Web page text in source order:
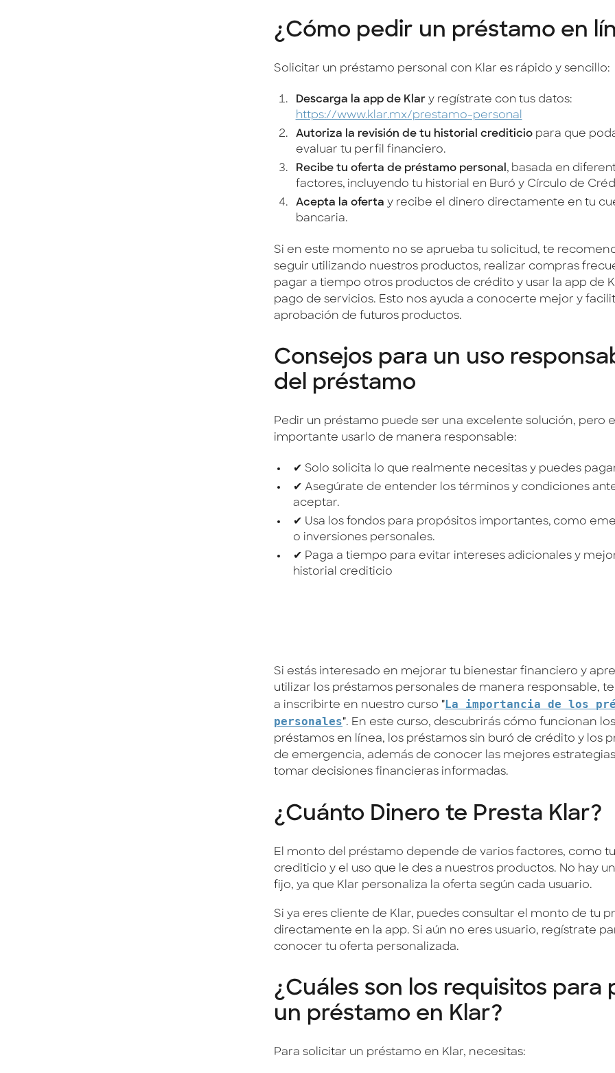
¿Cómo pedir un préstamo en
Solicitar un préstamo personal con Klar es rápido y sencillo:
Descarga la app de Klary regístrate con tus datos:
https://www.klar.mx/prestamo-personal
Autoriza la revisión de tu historial crediticiopara que
evaluar tu perfil financiero.
Recibe tu oferta de préstamo personal , basada en
factores, incluyendo tu historial en Buró y Círculo de
Acepta la oferta y recibe el dinero directamente en tu
bancaria.
Si en este momento no se aprueba tu solicitud, te
seguir utilizando nuestros productos, realizar compras
pagar a tiempo otros productos de crédito y usar la app de
pago de servicios. Esto nos ayuda a conocerte mejor y
aprobación de futuros productos.
Consejos para un uso
del préstamo
Pedir un préstamo puede ser una excelente solución, pero
importante usarlo de manera responsable:
✔ Solo solicita lo que realmente necesitas y puedes
✔ Asegúrate de entender los términos y condiciones
aceptar.
✔ Usa los fondos para propósitos importantes, como
o inversiones personales.
✔ Paga a tiempo para evitar intereses adicionales y
historial crediticio
Si estás interesado en mejorar tu bienestar financiero y
utilizar los préstamos personales de manera responsable,
a inscribirte en nuestro curso "La importancia de los
personales". En este curso, descubrirás cómo funcionan los
préstamos en línea, los préstamos sin buró de crédito y los
de emergencia, además de conocer las mejores
tomar decisiones financieras informadas.
¿Cuánto Dinero te Presta Klar?
El monto del préstamo depende de varios factores, como
crediticio y el uso que le des a nuestros productos. No hay
fijo, ya que Klar personaliza la oferta según cada usuario.
Si ya eres cliente de Klar, puedes consultar el monto de tu
directamente en la app. Si aún no eres usuario, regístrate
conocer tu oferta personalizada.
¿Cuáles son los requisitos para
un préstamo en Klar?
Para solicitar un préstamo en Klar, necesitas: